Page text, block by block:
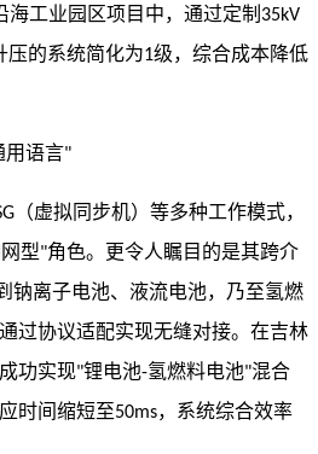
海工业园区项目中，通过定制 35kV
压的系统简化为1级，综合成本降低
用语言"
（虚拟同步机）等多种工作模式，
型"角色。更令人瞩目的是其跨介
钠离子电池、液流电池，乃至氢燃
过协议适配实现无缝对接。在吉林
功实现"锂电池-氢燃料电池"混合
时间缩短至50ms，系统综合效率